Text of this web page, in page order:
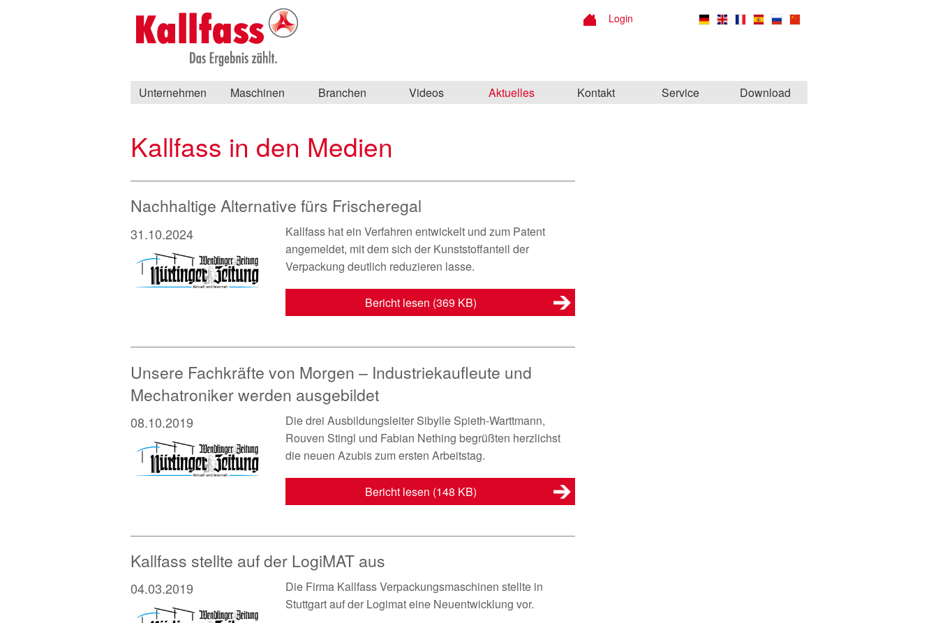
Login
Unternehmen Maschinen Branchen Videos Aktuelles Kontakt Service Download
Kallfass in den Medien
Nachhaltige Alternative fürs Frischeregal
31.10.2024
Kallfass hat ein Verfahren entwickelt und zum Patent
angemeldet, mit dem sich der Kunststoffanteil der
Verpackung deutlich reduzieren lasse.
Bericht lesen (369 KB)
Unsere Fachkräfte von Morgen – Industriekaufleute und
Mechatroniker werden ausgebildet
08.10.2019
Die drei Ausbildungsleiter Sibylle Spieth-Warttmann,
Rouven Stingl und Fabian Nething begrüßten herzlichst
die neuen Azubis zum ersten Arbeitstag.
Bericht lesen (148 KB)
Kallfass stellte auf der LogiMAT aus
04.03.2019
Die Firma Kallfass Verpackungsmaschinen stellte in
Stuttgart auf der Logimat eine Neuentwicklung vor.